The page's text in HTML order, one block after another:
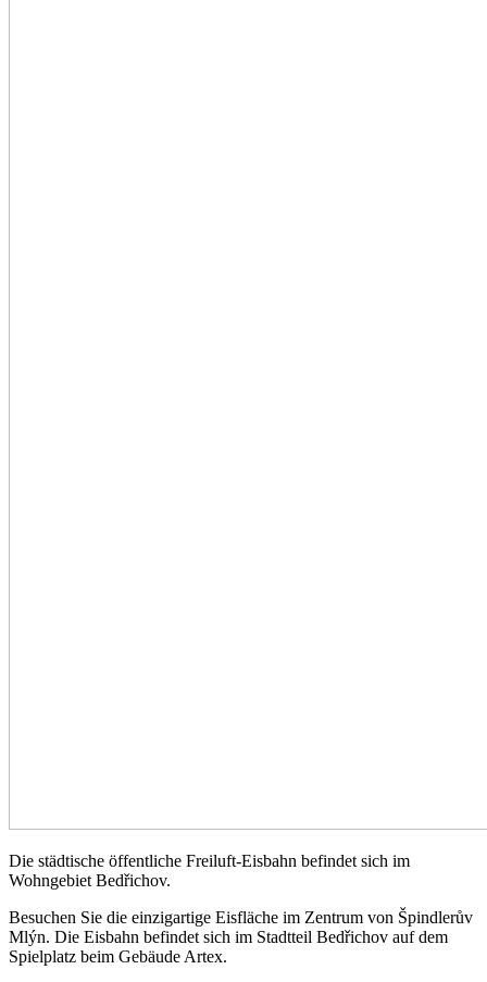
Die städtische öffentliche Freiluft-Eisbahn befindet sich im
Wohngebiet Bedřichov.
Besuchen Sie die einzigartige Eisfläche im Zentrum von Špindlerův
Mlýn. Die Eisbahn befindet sich im Stadtteil Bedřichov auf dem
Spielplatz beim Gebäude Artex.